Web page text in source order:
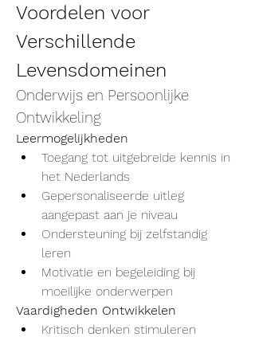
Voordelen voor
Verschillende
Levensdomeinen
Onderwijs en Persoonlijke
Ontwikkeling
Leermogelijkheden
Toegang tot uitgebreide kennis in
het Nederlands
Gepersonaliseerde uitleg
aangepast aan je niveau
Ondersteuning bij zelfstandig
leren
Motivatie en begeleiding bij
moeilijke onderwerpen
Vaardigheden Ontwikkelen
Kritisch denken stimuleren